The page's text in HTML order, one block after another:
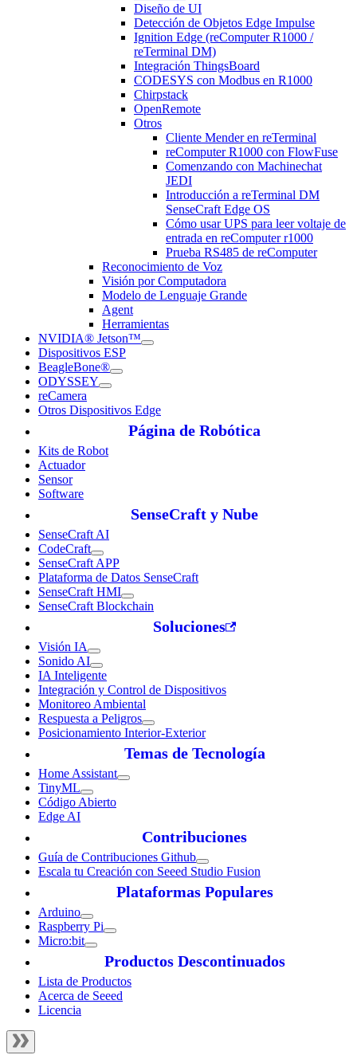
Diseño de UI
Detección de Objetos Edge Impulse
Ignition Edge (reComputer R1000 /
reTerminal DM)
Integración ThingsBoard
CODESYS con Modbus en R1000
Chirpstack
OpenRemote
Otros
Cliente Mender en reTerminal
reComputer R1000 con FlowFuse
Comenzando con Machinechat
JEDI
Introducción a reTerminal DM
SenseCraft Edge OS
Cómo usar UPS para leer voltaje de
entrada en reComputer r1000
Prueba RS485 de reComputer
Reconocimiento de Voz
Visión por Computadora
Modelo de Lenguaje Grande
Agent
Herramientas
NVIDIA® Jetson™
Dispositivos ESP
BeagleBone®
ODYSSEY
reCamera
Otros Dispositivos Edge
Página de Robótica
Kits de Robot
Actuador
Sensor
Software
SenseCraft y Nube
SenseCraft AI
CodeCraft
SenseCraft APP
Plataforma de Datos SenseCraft
SenseCraft HMI
SenseCraft Blockchain
Soluciones
Visión IA
Sonido AI
IA Inteligente
Integración y Control de Dispositivos
Monitoreo Ambiental
Respuesta a Peligros
Posicionamiento Interior-Exterior
Temas de Tecnología
Home Assistant
TinyML
Código Abierto
Edge AI
Contribuciones
Guía de Contribuciones Github
Escala tu Creación con Seeed Studio Fusion
Plataformas Populares
Arduino
Raspberry Pi
Micro:bit
Productos Descontinuados
Lista de Productos
Acerca de Seeed
Licencia